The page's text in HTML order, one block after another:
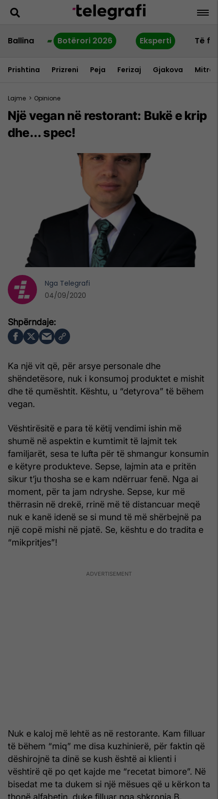
Ballina Botërori 2026 Eksperti Të
Prishtina Prizreni Peja Ferizaj Gjakova
Lajme > Opinione
Një vegan në restorant: Bukë e krip
dhe... spec!
Ka një vit që, për arsye personale dhe
shëndetësore, nuk i konsumoj produktet e mishit
dhe të qumështit. Kështu, u “detyrova” të bëhem
vegan.
Vështirësitë e para të këtij vendimi ishin më
shumë në aspektin e kumtimit të lajmit tek
familjarët, sesa te lufta për të shmangur konsumin
e këtyre produkteve. Sepse, lajmin ata e pritën
sikur t’ju thosha se e kam ndërruar fenë. Nga ai
moment, për ta jam ndryshe. Sepse, kur më
thërrasin në drekë, rrinë më të distancuar meqë
nuk e kanë idenë se si mund të më shërbejnë pa
një copë mishi në pjatë. Se, kështu e do tradita e
“mikpritjes”!
Nuk e kaloj më lehtë as në restorante. Kam filluar
të bëhem “miq” me disa kuzhinierë, për faktin që
dëshirojnë ta dinë se kush është ai klienti i
vështirë që po qet kajde me “recetat bimore”. Në
bisedat me ta dukem si një mësues që u kërkon ta
thonë alfabetin, duke filluar nga shkronja B.
Nga Telegrafi
04/09/2020